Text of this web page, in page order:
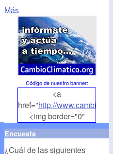
Más
Código de nuestro banner:
<a
href="http://
<img border="0"
align="middle"
src="http://
alt="CambioClimatico.org"
Encuesta
¿Cuál de las siguientes